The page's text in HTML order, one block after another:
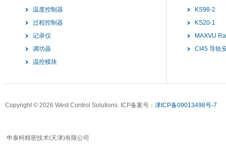
温度控制器
过程控制器
记录仪
调功器
温控模块
KS98-2
KS20-1
MAXVU
CI45 导轨
Copyright © 2026 West Control Solutions. ICP备案号： 津ICP备09013498号-7
申泰柯精密技术(天津)有限公司